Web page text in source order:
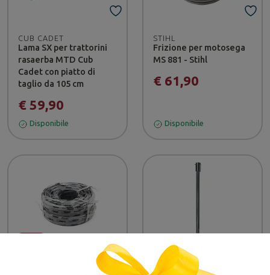
CUB CADET
Lama SX per trattorini
rasaerba MTD Cub
Cadet con piatto di
taglio da 105 cm
€ 59,90
Disponibile
STIHL
Frizione per motosega
MS 881 - Stihl
€ 61,90
Disponibile
STIHL